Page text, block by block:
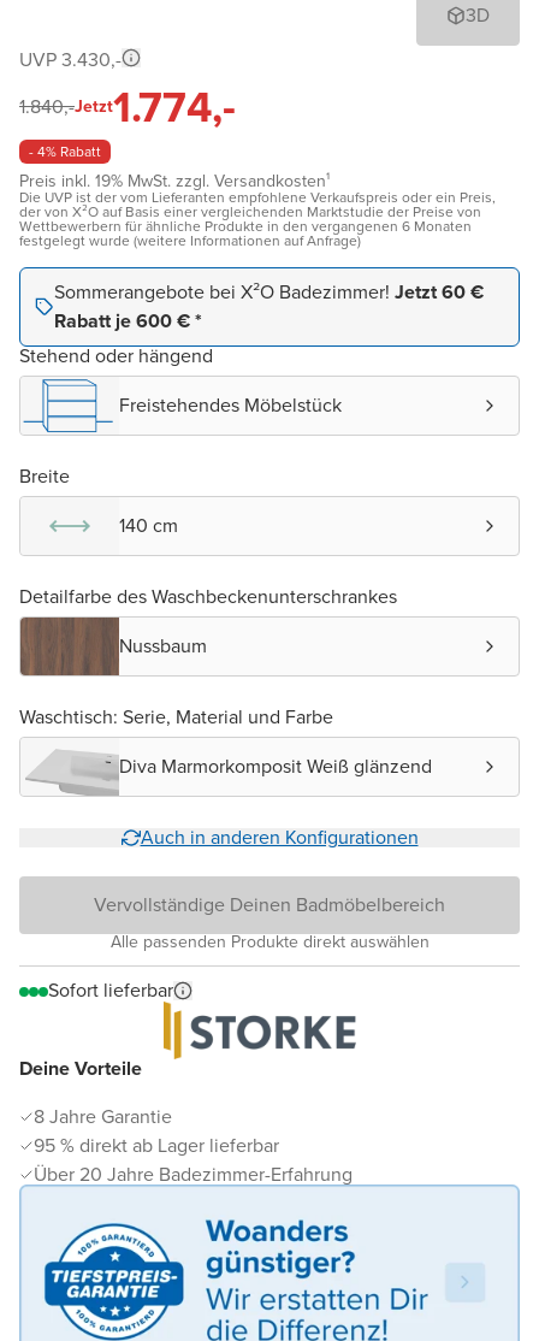
3D
Deine Vorteile
8 Jahre Garantie
95 % direkt ab Lager lieferbar
Über 20 Jahre Badezimmer-Erfahrung
UVP 3.430,-
1.840,-Jetzt1.774,-
- 4% Rabatt
Preis inkl. 19% MwSt. zzgl. Versandkosten¹
Die UVP ist der vom Lieferanten empfohlene Verkaufspreis oder ein Preis,
der von X²O auf Basis einer vergleichenden Marktstudie der Preise von
Wettbewerbern für ähnliche Produkte in den vergangenen 6 Monaten
festgelegt wurde (weitere Informationen auf Anfrage)
Sommerangebote bei X²O Badezimmer! Jetzt 60 €
Rabatt je 600 € *
Stehend oder hängend
Freistehendes Möbelstück
Breite
140 cm
Detailfarbe des Waschbeckenunterschrankes
Nussbaum
Waschtisch: Serie, Material und Farbe
Diva Marmorkomposit Weiß glänzend
Auch in anderen Konfigurationen
Vervollständige Deinen Badmöbelbereich
Alle passenden Produkte direkt auswählen
Sofort lieferbar